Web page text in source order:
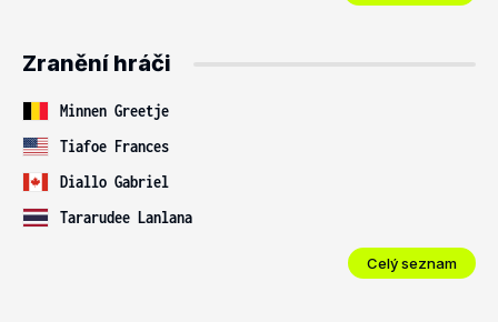
Zranění hráči
Minnen Greetje
Tiafoe Frances
Diallo Gabriel
Tararudee Lanlana
Celý seznam